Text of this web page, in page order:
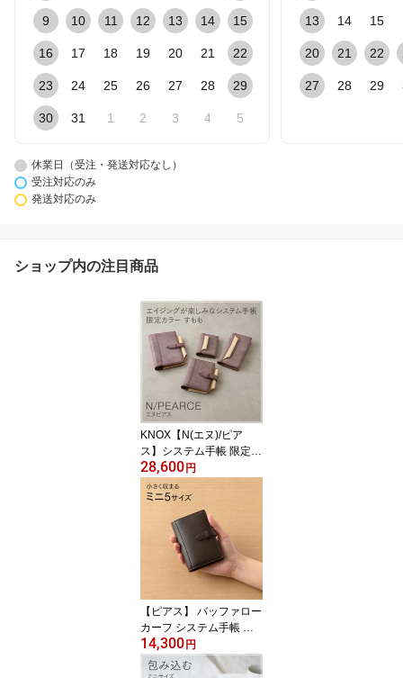
9 10 11 12 13 14 15
16 17 18 19 20 21 22
23 24 25 26 27 28 29
30 31 1 2 3 4 5
13 14 15
20 21 22
27 28 29
休業日（受注・発送対応なし）
受注対応のみ
発送対応のみ
ショップ内の注目商品
KNOX【N(エヌ)/ピア
ス】システム手帳 限定カ
ラー：すもも×ナチュラ
ル( 手帳カバー knoxbrain
本革 ノックス レザー シ
ステム手帳 革 限定品 限
定色 ビジネス手帳 カバ
ー プレゼント ギフト ス
ケジュール帳 リング手帳
革手帳カバー すもも バ
手帳 )
28,600円
【ピアス】 バッファロー
カーフ システム手帳 ミ
ニ5サイズ ( 手帳 手帳カ
バー ビジネス手帳 本革
14,300円